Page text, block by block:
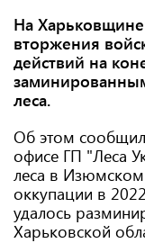
На
вторжения
действий на
леса.
Об этом
офисе ГП "Леса
леса в
оккупации в
удалось
Харьковской